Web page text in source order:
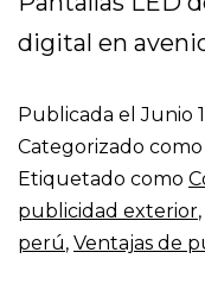
digital en
Publicada elJunio
Categorizado como
Etiquetado como
publicidad exterior,
perú, Ventajas de